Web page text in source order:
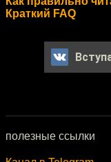
Краткий FAQ
полезные ссылки